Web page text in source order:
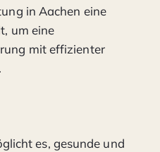
in Aachen eine
um eine
mit effizienter
es, gesunde und